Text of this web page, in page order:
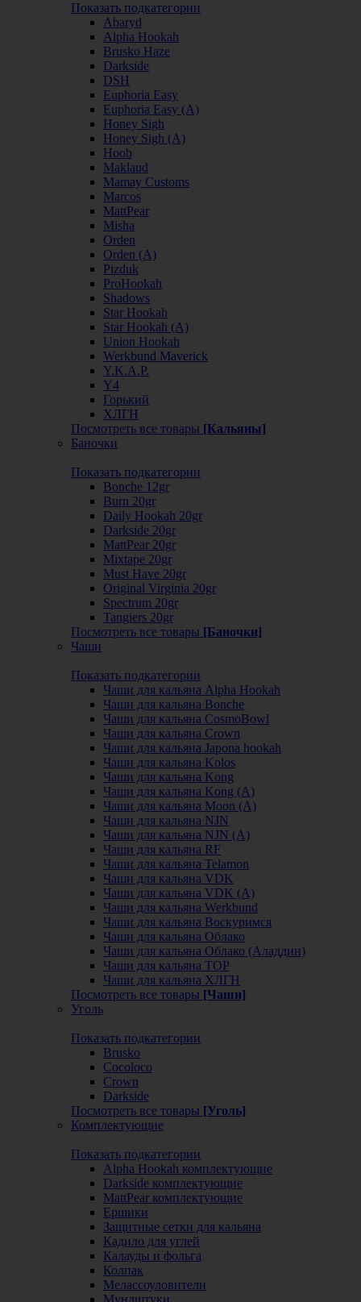
Показать подкатегории
Abaryd
Alpha Hookah
Brusko Haze
Darkside
DSH
Euphoria Easy
Euphoria Easy (А)
Honey Sigh
Honey Sigh (А)
Hoob
Maklaud
Mamay Customs
Marcos
MattPear
Misha
Orden
Orden (А)
Pizduk
ProHookah
Shadows
Star Hookah
Star Hookah (А)
Union Hookah
Werkbund Maverick
Y.K.A.P.
Y4
Горький
ХЛГН
Посмотреть все товары [Кальяны]
Баночки
Показать подкатегории
Bonche 12gr
Burn 20gr
Daily Hookah 20gr
Darkside 20gr
MattPear 20gr
Mixtape 20gr
Must Have 20gr
Original Virginia 20gr
Spectrum 20gr
Tangiers 20gr
Посмотреть все товары [Баночки]
Чаши
Показать подкатегории
Чаши для кальяна Alpha Hookah
Чаши для кальяна Bonche
Чаши для кальяна CosmoBowl
Чаши для кальяна Crown
Чаши для кальяна Japona hookah
Чаши для кальяна Kolos
Чаши для кальяна Kong
Чаши для кальяна Kong (A)
Чаши для кальяна Moon (А)
Чаши для кальяна NJN
Чаши для кальяна NJN (А)
Чаши для кальяна RF
Чаши для кальяна Telamon
Чаши для кальяна VDK
Чаши для кальяна VDK (А)
Чаши для кальяна Werkbund
Чаши для кальяна Воскуримся
Чаши для кальяна Облако
Чаши для кальяна Облако (Аладдин)
Чаши для кальяна ТОР
Чаши для кальяна ХЛГН
Посмотреть все товары [Чаши]
Уголь
Показать подкатегории
Brusko
Cocoloco
Crown
Darkside
Посмотреть все товары [Уголь]
Комплектующие
Показать подкатегории
Alpha Hookah комплектующие
Darkside комплектующие
MattPear комплектующие
Ершики
Защитные сетки для кальяна
Кадило для углей
Калауды и фольга
Колпак
Мелассоуловители
Мундштуки